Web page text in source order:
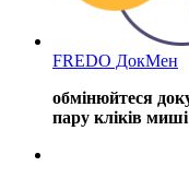
FREDO ДокМен
обмінюйтеся
пару кліків миші